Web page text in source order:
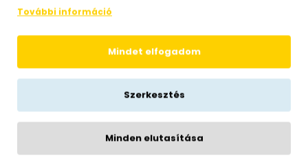
További információ
Mindet elfogadom
Szerkesztés
Minden elutasítása